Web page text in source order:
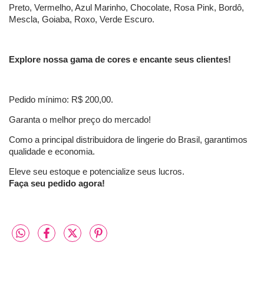
Preto, Vermelho, Azul Marinho, Chocolate, Rosa Pink, Bordô,
Mescla, Goiaba, Roxo, Verde Escuro.
Explore nossa gama de cores e encante seus clientes!
Pedido mínimo: R$ 200,00.
Garanta o melhor preço do mercado!
Como a principal distribuidora de lingerie do Brasil, garantimos
qualidade e economia.
Eleve seu estoque e potencialize seus lucros.
Faça seu pedido agora!